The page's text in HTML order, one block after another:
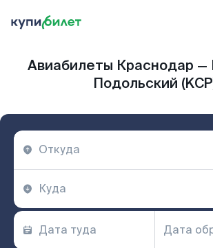
Авиабилеты Краснодар
Подольский